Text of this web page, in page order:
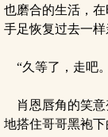
也磨合的生活，
手足恢复过去一样
“久等了，走吧
肖恩唇角的笑意
地搭住哥哥黑袍下